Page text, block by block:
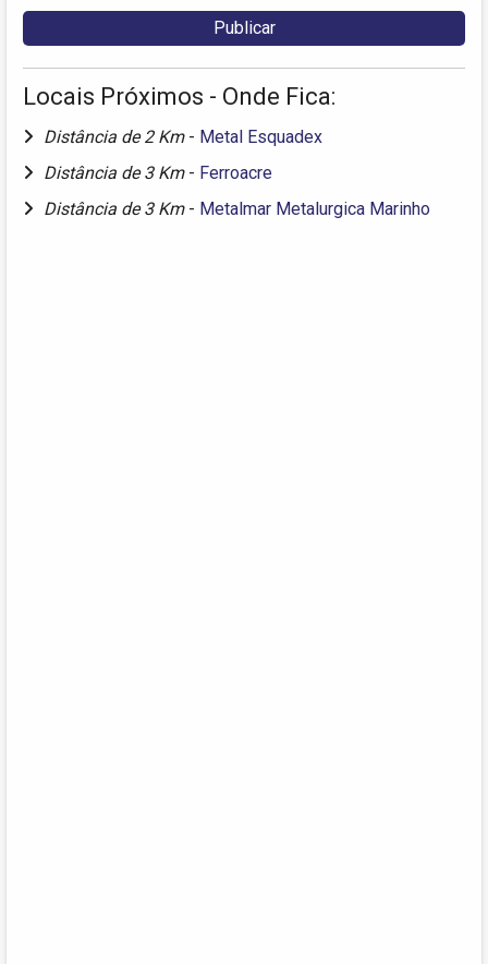
Locais Próximos - Onde Fica:
Distância de 2 Km - Metal Esquadex
Distância de 3 Km - Ferroacre
Distância de 3 Km - Metalmar Metalurgica Marinho